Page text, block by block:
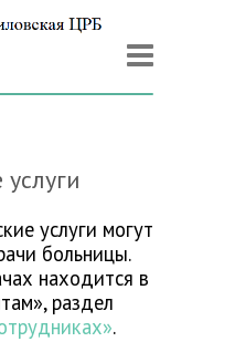
услуги могут
больницы.
находится в
раздел
.